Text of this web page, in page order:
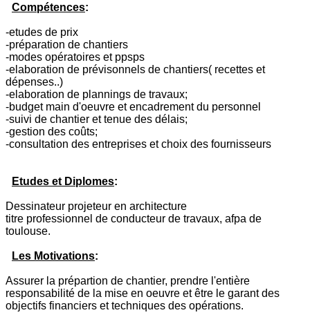
Compétences:
-etudes de prix
-préparation de chantiers
-modes opératoires et ppsps
-elaboration de prévisonnels de chantiers( recettes et
dépenses..)
-elaboration de plannings de travaux;
-budget main d'oeuvre et encadrement du personnel
-suivi de chantier et tenue des délais;
-gestion des coûts;
-consultation des entreprises et choix des fournisseurs
Etudes et Diplomes:
Dessinateur projeteur en architecture
titre professionnel de conducteur de travaux, afpa de
toulouse.
Les Motivations:
Assurer la prépartion de chantier, prendre l'entière
responsabilité de la mise en oeuvre et être le garant des
objectifs financiers et techniques des opérations.